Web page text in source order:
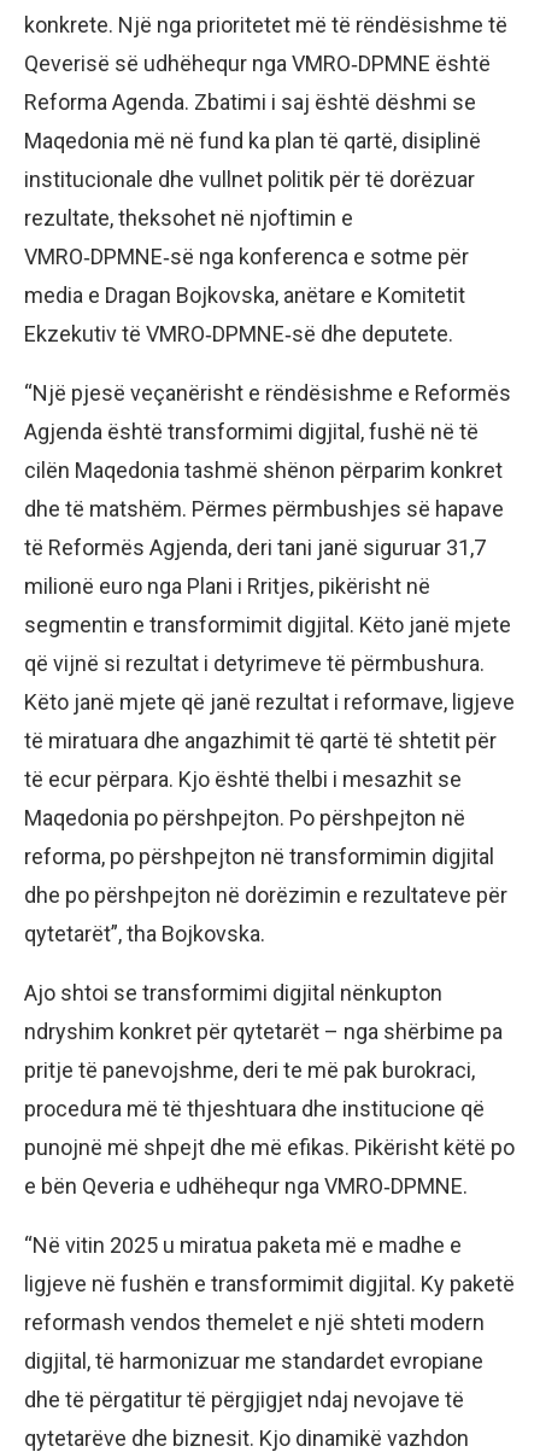
konkrete. Një nga prioritetet më të rëndësishme të
Qeverisë së udhëhequr nga VMRO‑DPMNE është
Reforma Agenda. Zbatimi i saj është dëshmi se
Maqedonia më në fund ka plan të qartë, disiplinë
institucionale dhe vullnet politik për të dorëzuar
rezultate, theksohet në njoftimin e
VMRO‑DPMNE‑së nga konferenca e sotme për
media e Dragan Bojkovska, anëtare e Komitetit
Ekzekutiv të VMRO‑DPMNE‑së dhe deputete.
“Një pjesë veçanërisht e rëndësishme e Reformës
Agjenda është transformimi digjital, fushë në të
cilën Maqedonia tashmë shënon përparim konkret
dhe të matshëm. Përmes përmbushjes së hapave
të Reformës Agjenda, deri tani janë siguruar 31,7
milionë euro nga Plani i Rritjes, pikërisht në
segmentin e transformimit digjital. Këto janë mjete
që vijnë si rezultat i detyrimeve të përmbushura.
Këto janë mjete që janë rezultat i reformave, ligjeve
të miratuara dhe angazhimit të qartë të shtetit për
të ecur përpara. Kjo është thelbi i mesazhit se
Maqedonia po përshpejton. Po përshpejton në
reforma, po përshpejton në transformimin digjital
dhe po përshpejton në dorëzimin e rezultateve për
qytetarët”, tha Bojkovska.
Ajo shtoi se transformimi digjital nënkupton
ndryshim konkret për qytetarët – nga shërbime pa
pritje të panevojshme, deri te më pak burokraci,
procedura më të thjeshtuara dhe institucione që
punojnë më shpejt dhe më efikas. Pikërisht këtë po
e bën Qeveria e udhëhequr nga VMRO‑DPMNE.
“Në vitin 2025 u miratua paketa më e madhe e
ligjeve në fushën e transformimit digjital. Ky paketë
reformash vendos themelet e një shteti modern
digjital, të harmonizuar me standardet evropiane
dhe të përgatitur të përgjigjet ndaj nevojave të
qytetarëve dhe biznesit. Kjo dinamikë vazhdon